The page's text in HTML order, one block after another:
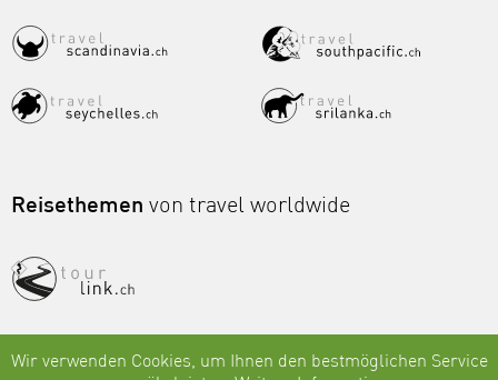
Reisethemen von travel worldwide
Wir verwenden Cookies, um Ihnen den bestmöglichen Service